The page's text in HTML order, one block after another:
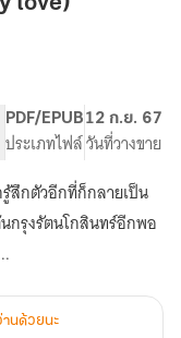
PDF/EPUB
ประเภทไฟล์
12 ก.ย. 67
วันที่วางขาย
สึกตัวอีกที่ก็กลายเป็น
กรุงรัตนโกสินทร์อีกพอ
านด้วยนะ